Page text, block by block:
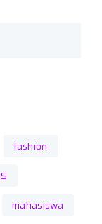
fashion
mahasiswa